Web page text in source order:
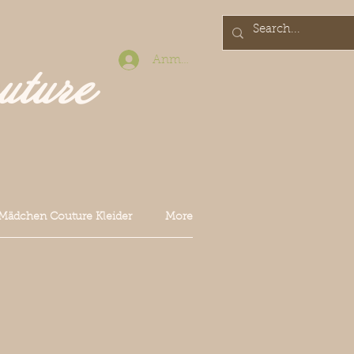
Anmelden
Couture Kleider More